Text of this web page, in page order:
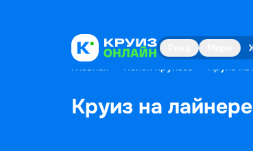
Главная Поиск круизов Круиз на
Круиз на